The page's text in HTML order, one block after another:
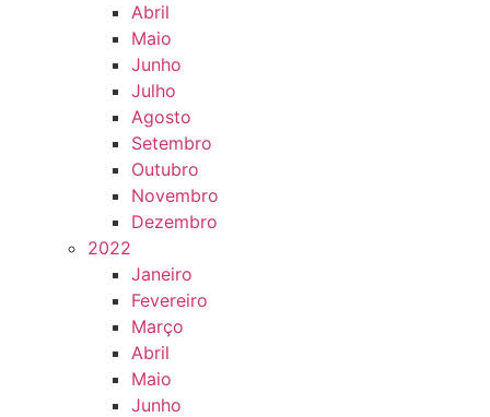
Abril
Maio
Junho
Julho
Agosto
Setembro
Outubro
Novembro
Dezembro
2022
Janeiro
Fevereiro
Março
Abril
Maio
Junho